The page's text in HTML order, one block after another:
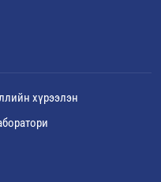
хүрээлэн